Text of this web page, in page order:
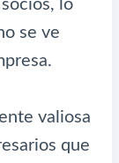
lo
se ve
valiosa
que